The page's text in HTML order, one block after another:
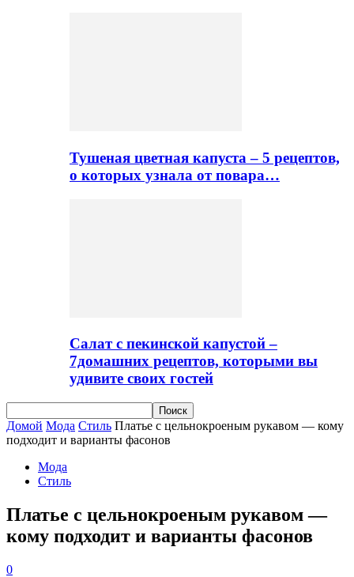
Тушеная цветная капуста – 5 рецептов,
о которых узнала от повара…
Салат с пекинской капустой –
7домашних рецептов, которыми вы
удивите своих гостей
Домой Мода Стиль Платье с цельнокроеным рукавом — кому
подходит и варианты фасонов
Мода
Стиль
Платье с цельнокроеным рукавом —
кому подходит и варианты фасонов
0